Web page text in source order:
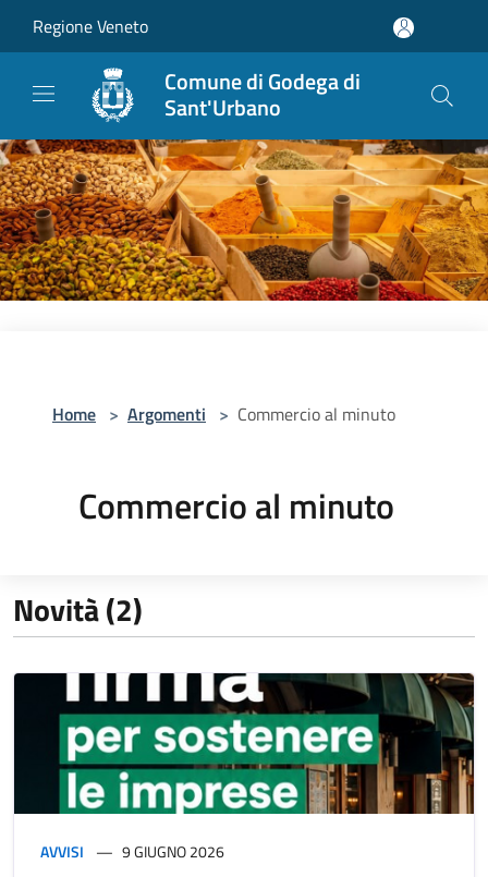
Regione Veneto
Comune di Godega di
Sant'Urbano
Home > Argomenti > Commercio al minuto
Commercio al minuto
Novità (2)
AVVISI 9 GIUGNO 2026